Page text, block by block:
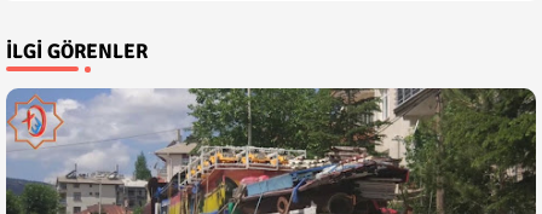
İLGI GÖRENLER